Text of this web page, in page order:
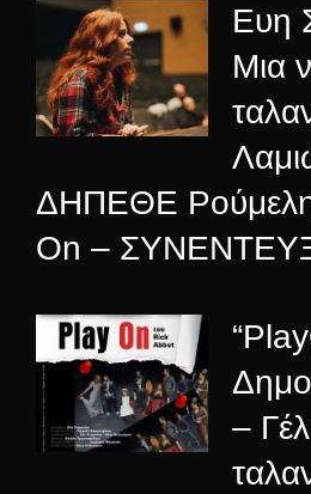
Ευη
Μια
ΔΗΠΕΘΕ
On –
–